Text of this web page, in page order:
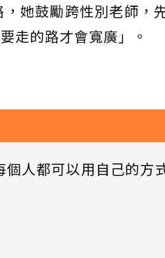
她鼓勵跨性別老師，
走的路才會寬廣」。
個人都可以用自己的方